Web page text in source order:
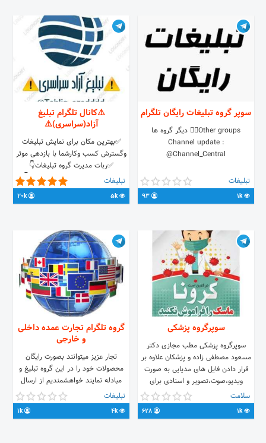
سوپر گروه تبلیغات رایگان تلگرام
Other groups👇🏼 دیگر گروه ها
Channel update :
@Channel_Central
تبلیغات
1k
⚠️کانال تلگرام تبلیغ
آزاد(سراسری)⚠️
✅بهترین مکان برای نمایش تبلیغات
وگسترش کسب وکارشما با بازدهی موثر
✅ربات مدیرت گروه تبلیغات👇
@tablig_azadddd_bot 🌐لینک👇
t.me/joinchat/BQxy6iu59F40NTY8
🌐ارتباط با ادمین👇 @hossein00037
تبلیغات
5k
20k
سوپرگروه پزشکی
سوپرگروه پزشکی مطب مجازی دکتر
مسعود مصطفی زاده و پزشکان علاوه بر
قرار دادن فایل های مدیایی به صورت
ویدیو،صوت،تصویر و اسنادی برای
دانشجویان و علاقه مندان به علوم
پزشکی،آماده ی پاسخگویی سوالات
پزشکی عمومی،دامپزشکی و روانشناسی
سلامت
1k
گروه تلگرام تجارت عمده داخلی
و خارجی
تجار عزیز میتوانند بصورت رایگان
محصولات خود را در این گروه تبلیغ و
مبادله نمایند خواهشمندیم از ارسال
مطالب بی ربط و خارج از عنوان پرهیز
نمایید
تبلیغات
4k
1k